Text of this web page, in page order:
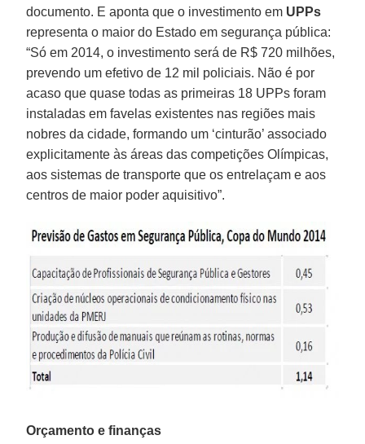
documento. E aponta que o investimento em UPPs
representa o maior do Estado em segurança pública:
“Só em 2014, o investimento será de R$ 720 milhões,
prevendo um efetivo de 12 mil policiais. Não é por
acaso que quase todas as primeiras 18 UPPs foram
instaladas em favelas existentes nas regiões mais
nobres da cidade, formando um ‘cinturão’ associado
explicitamente às áreas das competições Olímpicas,
aos sistemas de transporte que os entrelaçam e aos
centros de maior poder aquisitivo”.
Orçamento e finanças